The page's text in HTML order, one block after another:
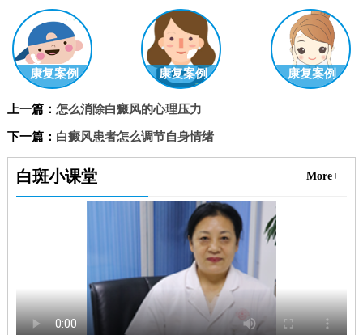
康复案例 康复案例 康复案例
上一篇： 怎么消除白癜风的心理压力
下一篇： 白癜风患者怎么调节自身情绪
白斑小课堂 More+